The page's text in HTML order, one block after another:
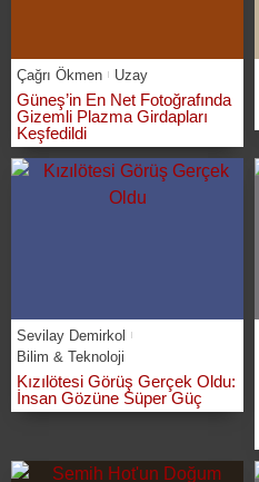
Çağrı Ökmen Uzay
Güneş’in En Net Fotoğrafında
Gizemli Plazma Girdapları
Keşfedildi
Sevilay Demirkol
Bilim & Teknoloji
Kızılötesi Görüş Gerçek Oldu:
İnsan Gözüne Süper Güç